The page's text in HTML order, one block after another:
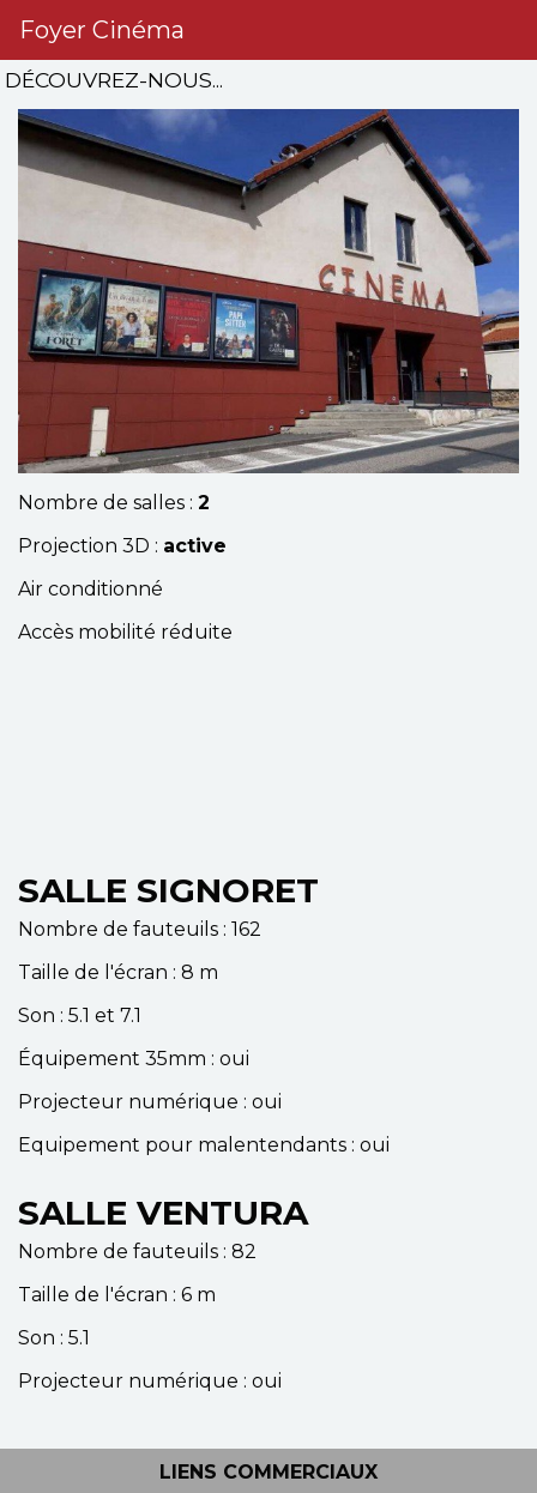
Foyer Cinéma
DÉCOUVREZ-NOUS...
Nombre de salles : 2
Projection 3D : active
Air conditionné
Accès mobilité réduite
SALLE SIGNORET
Nombre de fauteuils : 162
Taille de l'écran : 8 m
Son : 5.1 et 7.1
Équipement 35mm : oui
Projecteur numérique : oui
Equipement pour malentendants : oui
SALLE VENTURA
Nombre de fauteuils : 82
Taille de l'écran : 6 m
Son : 5.1
Projecteur numérique : oui
LIENS COMMERCIAUX